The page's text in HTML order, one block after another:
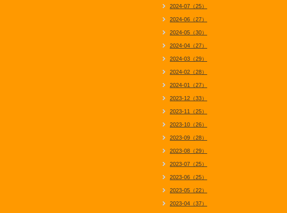
2024-07（25）
2024-06（27）
2024-05（30）
2024-04（27）
2024-03（29）
2024-02（28）
2024-01（27）
2023-12（33）
2023-11（25）
2023-10（26）
2023-09（28）
2023-08（29）
2023-07（25）
2023-06（25）
2023-05（22）
2023-04（37）